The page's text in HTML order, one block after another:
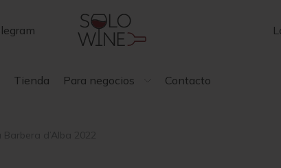
Tienda Para negocios Contacto
d’Alba 2022